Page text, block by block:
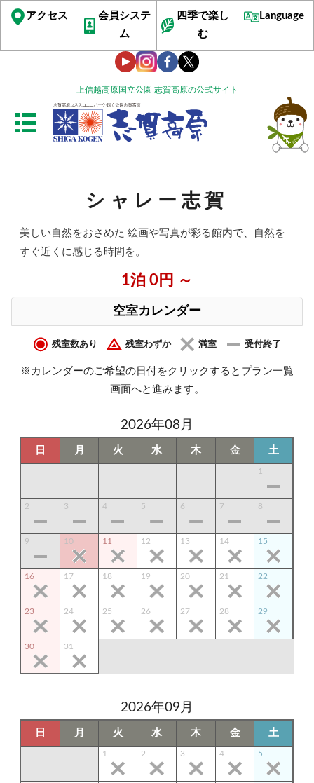
上信越高原国立公園 志賀高原の公式サイト
アクセス
会員システ
ム
四季で楽し
む
Language
シャレー志賀
美しい自然をおさめた 絵画や写真が彩る館内で、自然を
すぐ近くに感じる時間を。
1泊 0円 ～
空室カレンダー
残室数あり 残室わずか 満室 受付終了
※カレンダーのご希望の日付をクリックするとプラン一覧
画面へと進みます。
2026年08月
日 月 火 水 木 金 土
1
2 3 4 5 6 7 8
9 10 11 12 13 14 15
16 17 18 19 20 21 22
23 24 25 26 27 28 29
30 31
2026年09月
日 月 火 水 木 金 土
1 2 3 4 5